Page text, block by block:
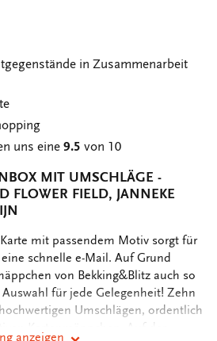
in Zusammenarbeit
uns eine9.5 von 10
MIT UMSCHLÄGE - Q
FIELD, JANNEKE B
mit passendem Motiv sorgt für
schnelle e-Mail. Auf Grund
von Bekking&Blitz auch so
für jede Gelegenheit! Zehn
Umschlägen, ordentlich
Kartenmäppchen. Auf der
anzeigen